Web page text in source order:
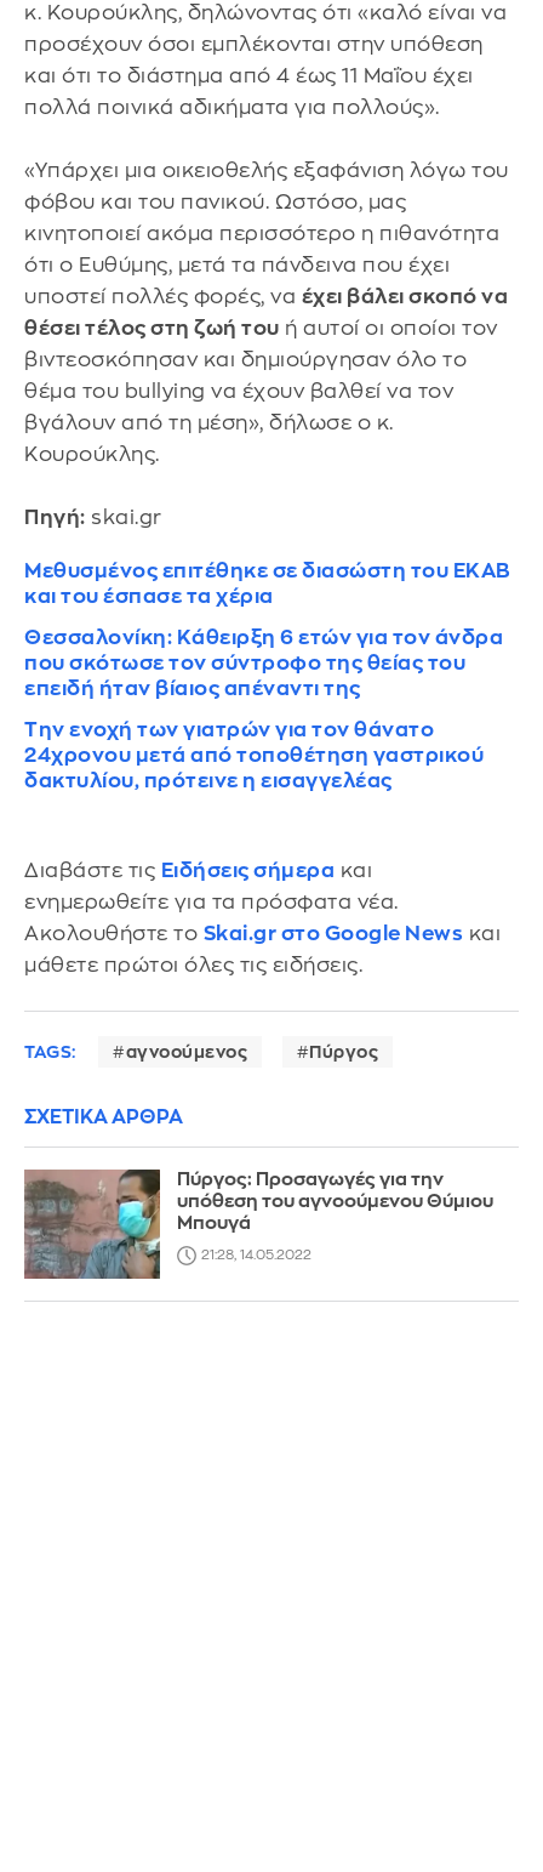
κ. Κουρούκλης, δηλώνοντας ότι «καλό είναι να
προσέχουν όσοι εμπλέκονται στην υπόθεση
και ότι το διάστημα από 4 έως 11 Μαΐου έχει
πολλά ποινικά αδικήματα για πολλούς».
«Υπάρχει μια οικειοθελής εξαφάνιση λόγω του
φόβου και του πανικού. Ωστόσο, μας
κινητοποιεί ακόμα περισσότερο η πιθανότητα
ότι ο Ευθύμης, μετά τα πάνδεινα που έχει
υποστεί πολλές φορές, να έχει βάλει σκοπό να
θέσει τέλος στη ζωή του ή αυτοί οι οποίοι τον
βιντεοσκόπησαν και δημιούργησαν όλο το
θέμα του bullying να έχουν βαλθεί να τον
βγάλουν από τη μέση», δήλωσε ο κ.
Κουρούκλης.
Πηγή: skai.gr
Μεθυσμένος επιτέθηκε σε διασώστη του ΕΚΑΒ
και του έσπασε τα χέρια
Θεσσαλονίκη: Κάθειρξη 6 ετών για τον άνδρα
που σκότωσε τον σύντροφο της θείας του
επειδή ήταν βίαιος απέναντι της
Την ενοχή των γιατρών για τον θάνατο
24χρονου μετά από τοποθέτηση γαστρικού
δακτυλίου, πρότεινε η εισαγγελέας
Διαβάστε τις Ειδήσεις σήμερα και
ενημερωθείτε για τα πρόσφατα νέα.
Ακολουθήστε το Skai.gr στο Google News και
μάθετε πρώτοι όλες τις ειδήσεις.
TAGS: αγνοούμενος Πύργος
ΣΧΕΤΙΚΑ ΑΡΘΡΑ
Πύργος: Προσαγωγές για την
υπόθεση του αγνοούμενου Θύμιου
Μπουγά
21:28, 14.05.2022